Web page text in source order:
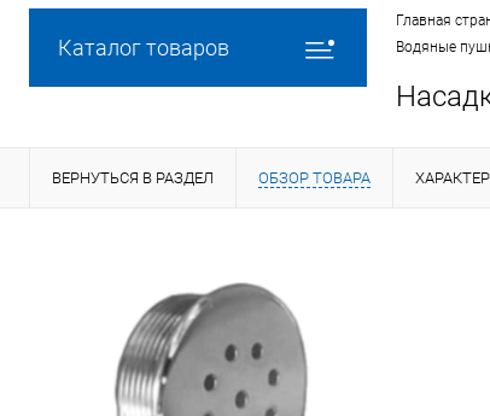
Каталог товаров
Главная
Водяные
ВЕРНУТЬСЯ В РАЗДЕЛ ОБЗОР ТОВАРА